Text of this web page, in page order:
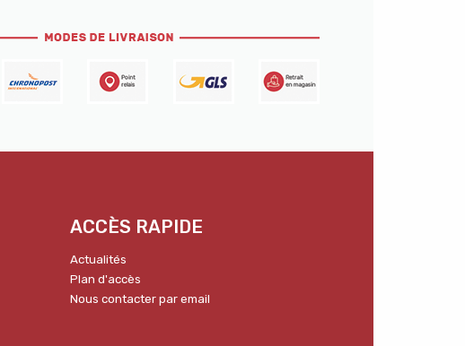
ACCÈS RAPIDE
Actualités
Plan d'accès
Nous contacter par email